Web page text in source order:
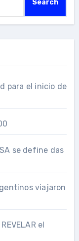
Search
para el inicio de
se define das
viajaron
el